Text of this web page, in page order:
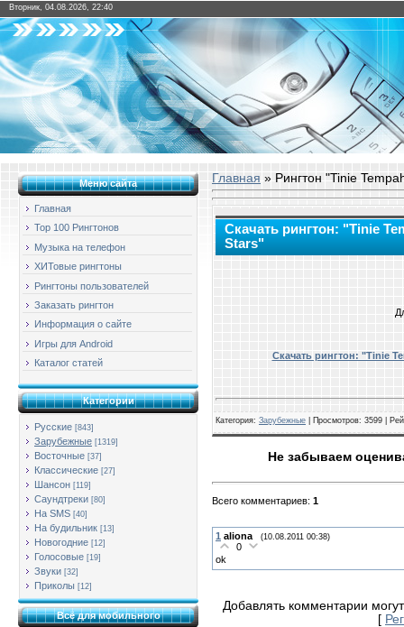
Вторник, 04.08.2026, 22:40
Меню сайта
Главная
Top 100 Рингтонов
Музыка на телефон
ХИТовые рингтоны
Рингтоны пользователей
Заказать рингтон
Информация о сайте
Игры для Android
Каталог статей
Категории
Русские [843]
Зарубежные [1319]
Восточные [37]
Классические [27]
Шансон [119]
Саундтреки [80]
На SMS [40]
На будильник [13]
Новогодние [12]
Голосовые [19]
Звуки [32]
Приколы [12]
Всё для мобильного
Главная » Рингтон "Tinie
Скачать рингтон: "Tinie
Stars"
Скачать рингтон: "Tinie
Категория: Зарубежные Просмотров: 3599 |
Не забываем
Всего комментариев: 1
1 aliona (10.08.2011 00:38)
0
ok
Добавлять комментарии
[